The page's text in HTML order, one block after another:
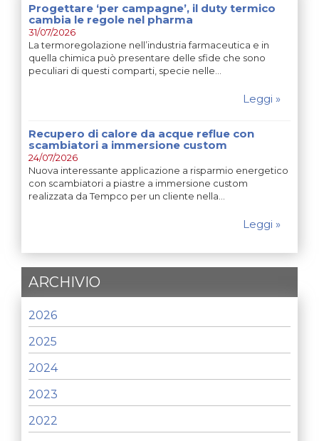
Progettare ‘per campagne’, il duty termico
cambia le regole nel pharma
31/07/2026
La termoregolazione nell’industria farmaceutica e in
quella chimica può presentare delle sfide che sono
peculiari di questi comparti, specie nelle…
Leggi »
Recupero di calore da acque reflue con
scambiatori a immersione custom
24/07/2026
Nuova interessante applicazione a risparmio energetico
con scambiatori a piastre a immersione custom
realizzata da Tempco per un cliente nella…
Leggi »
ARCHIVIO
2026
2025
2024
2023
2022